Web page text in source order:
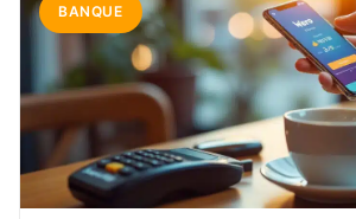
BANQUE